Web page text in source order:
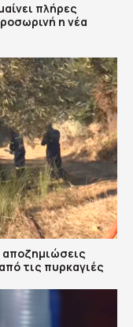
πλήρες
η νέα
αποζημιώσεις
τις πυρκαγιές